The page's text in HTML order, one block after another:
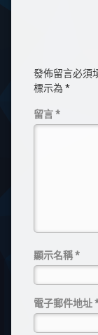
發佈留言必須
標示為 *
留言*
顯示名稱*
電子郵件地址